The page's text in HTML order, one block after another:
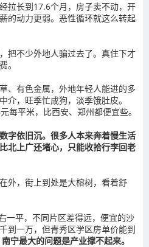
拉长到17.6个月，房子卖不动，开
的动力更弱。恶性循环就这么转起
把不少外地人骗过去了。真住下才
。
、有色金属，外地年轻人能进的多
介，旺季忙成狗，淡季饿肚皮。
每平米，比西安、郑州都便宜些。
字依旧沉。很多人本来奔着慢生活
北上广还堵心，只能收拾行李回老
外，街上到处是大榕树，看着舒
一平，不同片区差得远，便宜的沙
到一万，但青秀区学区房单价能到
南宁最大的问题是产业撑不起来。